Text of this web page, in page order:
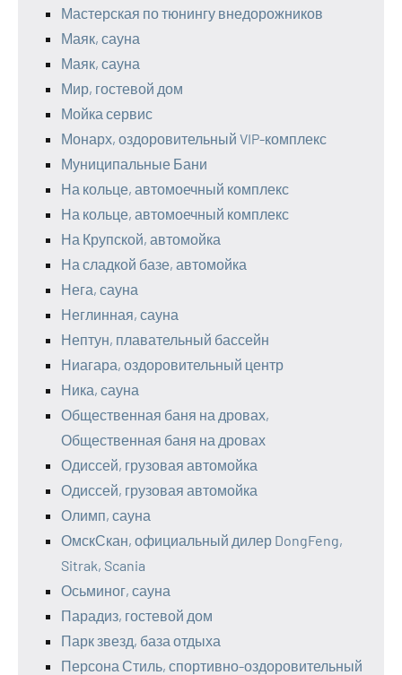
Мастерская по тюнингу внедорожников
Маяк, сауна
Маяк, сауна
Мир, гостевой дом
Мойка сервис
Монарх, оздоровительный VIP-комплекс
Муниципальные Бани
На кольце, автомоечный комплекс
На кольце, автомоечный комплекс
На Крупской, автомойка
На сладкой базе, автомойка
Нега, сауна
Неглинная, сауна
Нептун, плавательный бассейн
Ниагара, оздоровительный центр
Ника, сауна
Общественная баня на дровах,
Общественная баня на дровах
Одиссей, грузовая автомойка
Одиссей, грузовая автомойка
Олимп, сауна
ОмскСкан, официальный дилер DongFeng,
Sitrak, Scania
Осьминог, сауна
Парадиз, гостевой дом
Парк звезд, база отдыха
Персона Стиль, спортивно-оздоровительный